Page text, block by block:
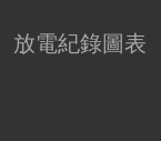
放電紀錄圖表